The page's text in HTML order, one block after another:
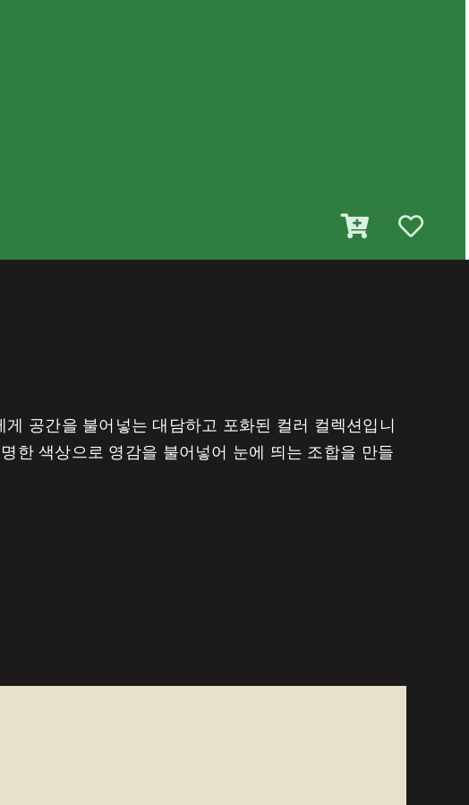
공간을 불어넣는 대담하고 포화된 컬러 컬렉션입니
한 색상으로 영감을 불어넣어 눈에 띄는 조합을 만들